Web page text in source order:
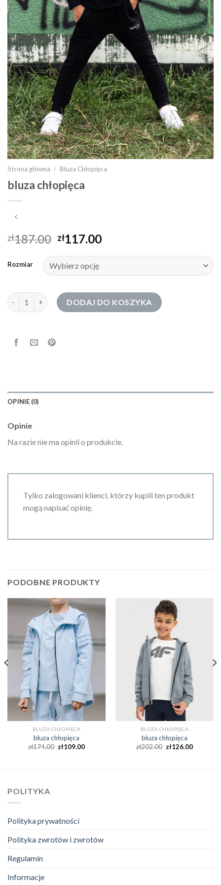
Strona główna / Bluza Chłopięca
bluza chłopięca
zł187.00 zł117.00
Rozmiar
ilość bluza chłopięcaDODAJ DO KOSZYKA
OPINIE (0)
Opinie
Na razie nie ma opinii o produkcie.
Tylko zalogowani klienci, którzy kupili ten produkt
mogą napisać opinię.
PODOBNE PRODUKTY
BLUZA CHŁOPIĘCA
bluza chłopięca
zł174.00 zł109.00
BLUZA CHŁOPIĘCA
bluza chłopięca
zł202.00 zł126.00
POLITYKA
Polityka prywatności
Polityka zwrotów i zwrotów
Regulamin
Informacje